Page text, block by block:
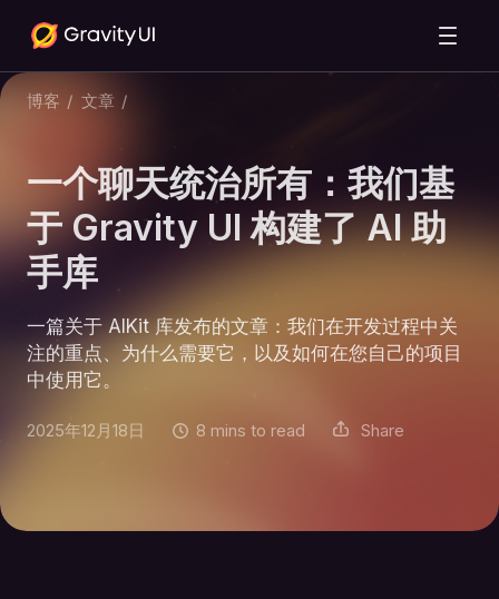
博客 / 文章 /
一个聊天统治所有：我们基
于 Gravity UI 构建了 AI 助
手库
一篇关于 AIKit 库发布的文章：我们在开发过程中关
注的重点、为什么需要它，以及如何在您自己的项目
中使用它。
2025年12月18日 8 mins to read Share